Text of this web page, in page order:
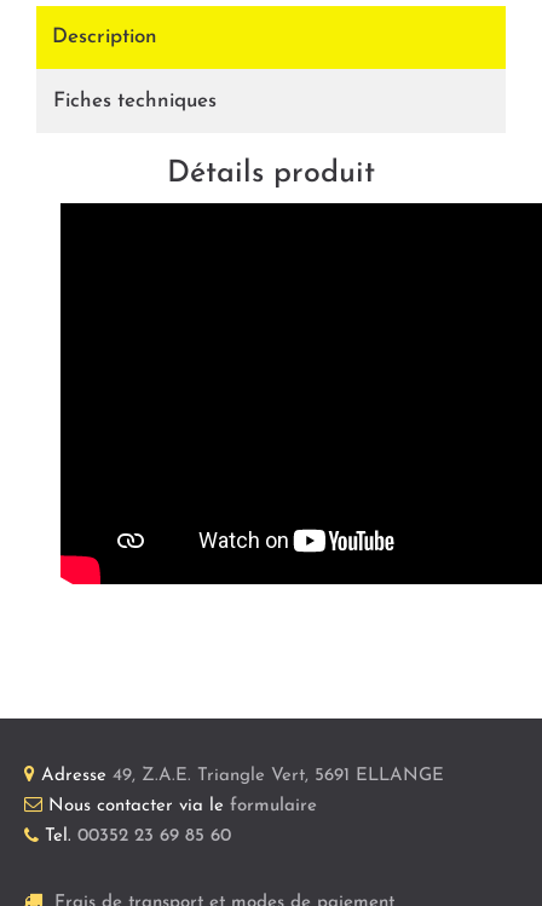
Description
Fiches techniques
Détails produit
Adresse 49, Z.A.E. Triangle Vert, 5691 ELLANGE
Nous contacter via le formulaire
Tel. 00352 23 69 85 60